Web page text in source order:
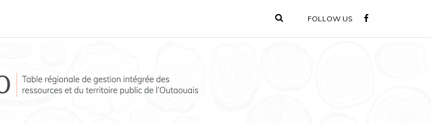
FOLLOW US